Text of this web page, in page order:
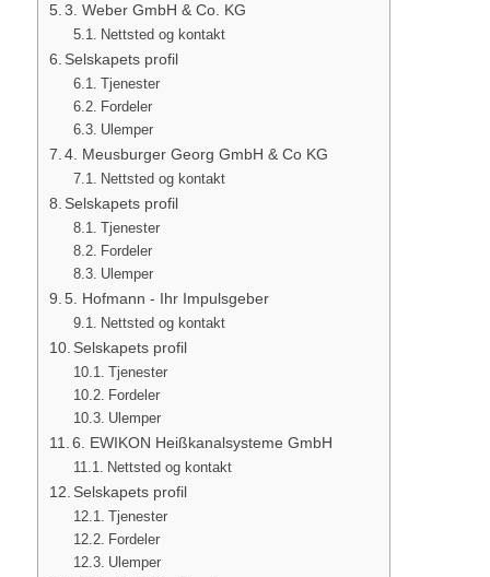
3. Weber GmbH & Co. KG
Nettsted og kontakt
Selskapets profil
Tjenester
Fordeler
Ulemper
4. Meusburger Georg GmbH & Co KG
Nettsted og kontakt
Selskapets profil
Tjenester
Fordeler
Ulemper
5. Hofmann - Ihr Impulsgeber
Nettsted og kontakt
Selskapets profil
Tjenester
Fordeler
Ulemper
6. EWIKON Heißkanalsysteme GmbH
Nettsted og kontakt
Selskapets profil
Tjenester
Fordeler
Ulemper